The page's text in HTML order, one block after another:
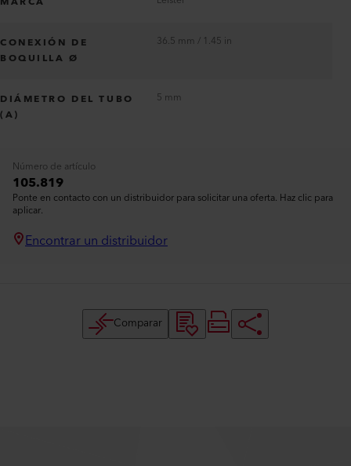
CONEXIÓN DE
BOQUILLA Ø
36.5 mm / 1.45 in
DIÁMETRO DEL TUBO
(A)
5 mm
Número de artículo
105.819
Ponte en contacto con un distribuidor para solicitar una oferta. Haz clic para
aplicar.
Encontrar un distribuidor
Comparar